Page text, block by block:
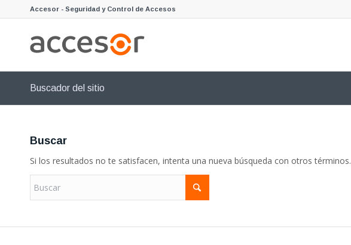
Accesor - Seguridad y Control de Accesos
Buscador del sitio
Buscar
Si los resultados no te satisfacen, intenta una nueva búsqueda con otros términos.